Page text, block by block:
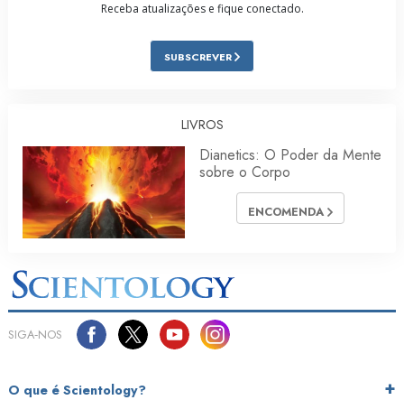
Receba atualizações e fique conectado.
SUBSCREVER
LIVROS
Dianetics: O Poder da Mente
sobre o Corpo
ENCOMENDA
SIGA‑NOS
O que é Scientology?